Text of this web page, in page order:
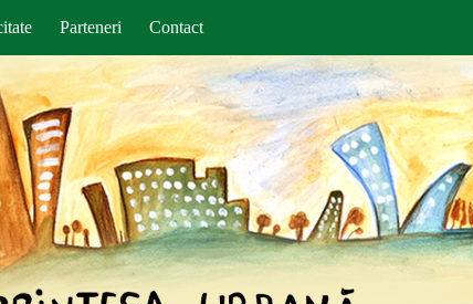
Parteneri Contact